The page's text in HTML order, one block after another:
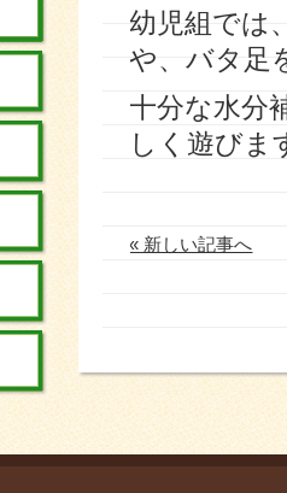
幼児組では
や、バタ足
十分な水分
しく遊びま
« 新しい記事へ